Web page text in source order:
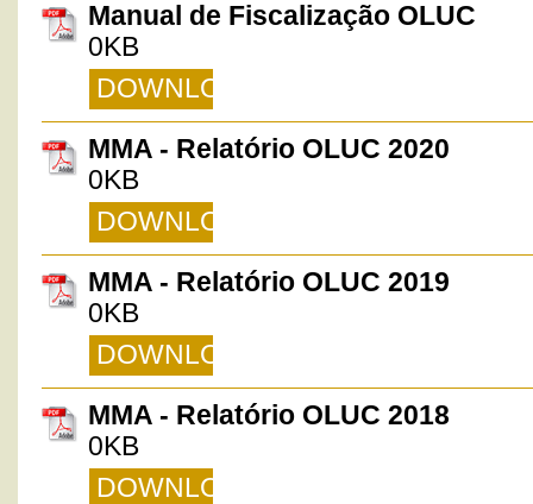
Manual de Fiscalização OLUC
0KB
DOWNLOAD
MMA - Relatório OLUC 2020
0KB
DOWNLOAD
MMA - Relatório OLUC 2019
0KB
DOWNLOAD
MMA - Relatório OLUC 2018
0KB
DOWNLOAD